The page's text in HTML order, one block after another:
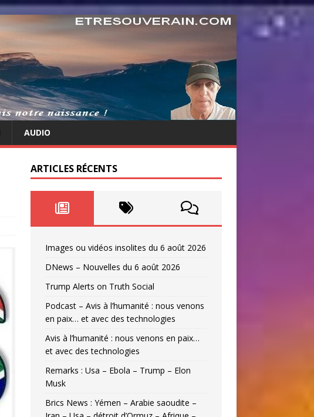
AUDIO
ARTICLES RÉCENTS
Images ou vidéos insolites du 6 août 2026
DNews – Nouvelles du 6 août 2026
Trump Alerts on Truth Social
Podcast – Avis à l’humanité : nous venons
en paix… et avec des technologies
Avis à l’humanité : nous venons en paix…
et avec des technologies
Remarks : Usa – Ebola – Trump – Elon
Musk
Brics News : Yémen – Arabie saoudite –